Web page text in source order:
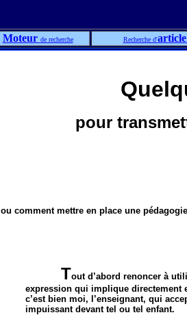
Moteur de recherche Recherche d'article
pour
ou comment mettre en place une
Tout d’abord renoncer à
expression qui implique directement
c’est bien moi, l’enseignant, qui
impuissant devant tel ou tel enfant.